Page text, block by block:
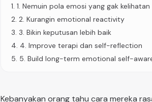
1. 1. Nemuin pola emosi yang gak kelihatan
2. 2. Kurangin emotional reactivity
3. 3. Bikin keputusan lebih baik
4. 4. Improve terapi dan self-reflection
5. 5. Build long-term emotional self-
Kebanyakan orang tahu cara mereka